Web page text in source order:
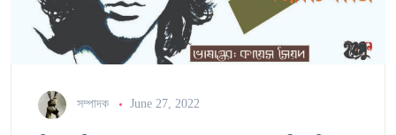
সম্পাদক June 27, 2022